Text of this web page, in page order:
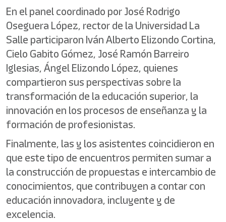
En el panel coordinado por José Rodrigo
Oseguera López, rector de la Universidad La
Salle participaron Iván Alberto Elizondo Cortina,
Cielo Gabito Gómez, José Ramón Barreiro
Iglesias, Ángel Elizondo López, quienes
compartieron sus perspectivas sobre la
transformación de la educación superior, la
innovación en los procesos de enseñanza y la
formación de profesionistas.
Finalmente, las y los asistentes coincidieron en
que este tipo de encuentros permiten sumar a
la construcción de propuestas e intercambio de
conocimientos, que contribuyen a contar con
educación innovadora, incluyente y de
excelencia.